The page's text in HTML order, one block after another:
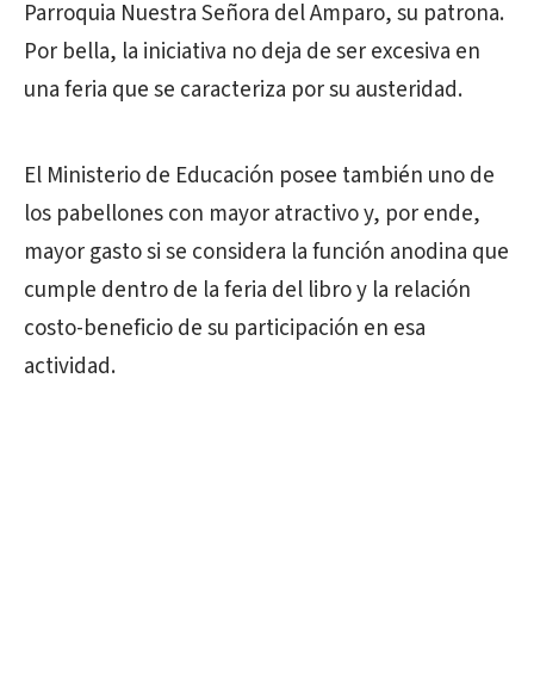
Parroquia Nuestra Señora del Amparo, su patrona.
Por bella, la iniciativa no deja de ser excesiva en
una feria que se caracteriza por su austeridad.
El Ministerio de Educación posee también uno de
los pabellones con mayor atractivo y, por ende,
mayor gasto si se considera la función anodina que
cumple dentro de la feria del libro y la relación
costo-beneficio de su participación en esa
actividad.